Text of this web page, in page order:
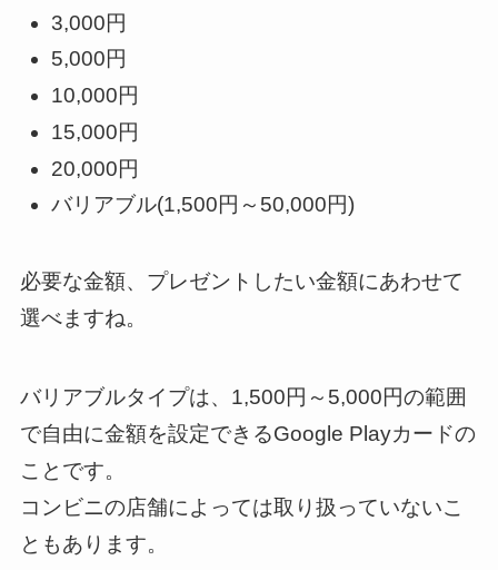
3,000円
5,000円
10,000円
15,000円
20,000円
バリアブル(1,500円～50,000円)
必要な金額、プレゼントしたい金額にあわせて
選べますね。
バリアブルタイプは、 1,500円～5,000円の範囲
で自由に金額を設定できるGoogle Playカードの
ことです。
コンビニの店舗によっては取り扱っていないこ
ともあります。